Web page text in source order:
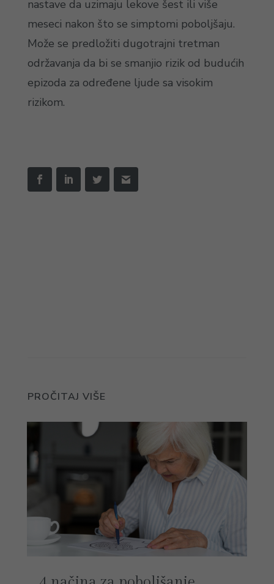
nastave da uzimaju lekove šest ili više
meseci nakon što se simptomi poboljšaju.
Može se predložiti dugotrajni tretman
održavanja da bi se smanjio rizik od budućih
epizoda za određene ljude sa visokim
rizikom.
PROČITAJ VIŠE